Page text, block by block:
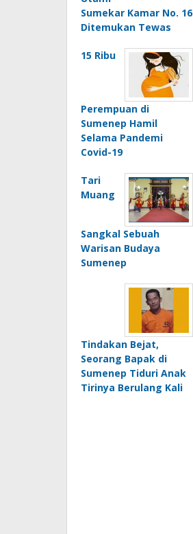
Sumekar Kamar No. 16
Ditemukan Tewas
15 Ribu
Perempuan di
Sumenep Hamil
Selama Pandemi
Covid-19
Tari
Muang
Sangkal Sebuah
Warisan Budaya
Sumenep
Tindakan Bejat,
Seorang Bapak di
Sumenep Tiduri Anak
Tirinya Berulang Kali